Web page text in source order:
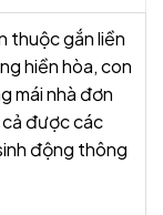
thuộc gắn liền
hiền hòa, con
mái nhà đơn
cả được các
động thông